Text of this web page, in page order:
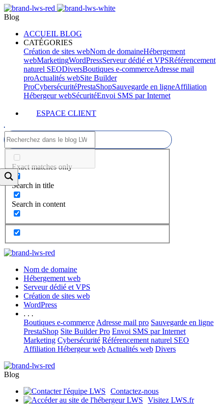
Blog
ACCUEIL BLOG
CATÉGORIES
Création de sites webNom de domaineHébergement
webMarketingWordPressServeur dédié et VPSRéférencement
naturel SEODiversBoutiques e-commerceAdresse mail
proActualités webSite Builder
ProCybersécuritéPrestaShopSauvegarde en ligneAffiliation
Hébergeur webSécuritéEnvoi SMS par Internet
ESPACE CLIENT
Exact matches only
Search in title
Search in content
Nom de domaine
Hébergement web
Serveur dédié et VPS
Création de sites web
WordPress
. . .
Boutiques e-commerce Adresse mail pro Sauvegarde en ligne
PrestaShop Site Builder Pro Envoi SMS par Internet
Marketing Cybersécurité Référencement naturel SEO
Affiliation Hébergeur web Actualités web Divers
Blog
Contactez-nous
Visitez LWS.fr